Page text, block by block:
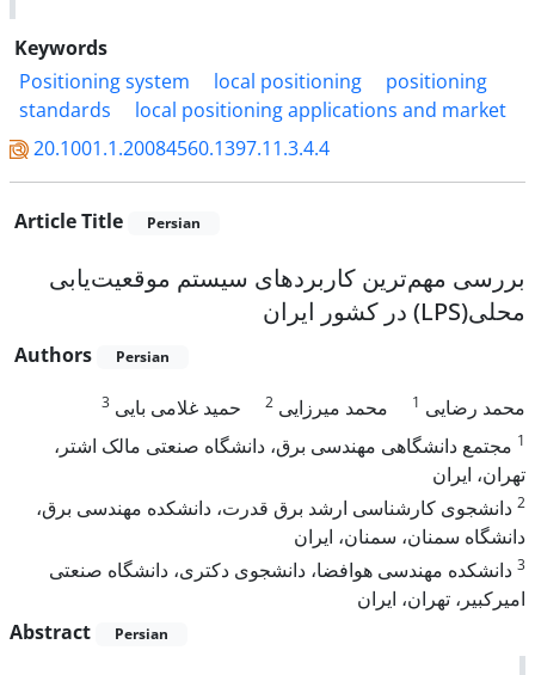
Keywords
Positioning system
local positioning
positioning
standards
local positioning applications and market
20.1001.1.20084560.1397.11.3.4.4
Article Title Persian
بررسی مهم‌ترین کاربردهای سیستم‌ موقعیت‌یابی
محلی(LPS) در کشور ایران
Authors Persian
محمد رضایی 1 محمد میرزایی 2 حمید غلامی بایی 3
1 مجتمع دانشگاهی مهندسی برق، دانشگاه صنعتی مالک اشتر،
تهران، ایران
2 دانشجوی کارشناسی ارشد برق قدرت، دانشکده مهندسی برق،
دانشگاه سمنان، سمنان، ایران
3 دانشکده مهندسی هوافضا، دانشجوی دکتری، دانشگاه صنعتی
امیرکبیر، تهران، ایران
Abstract
Persian